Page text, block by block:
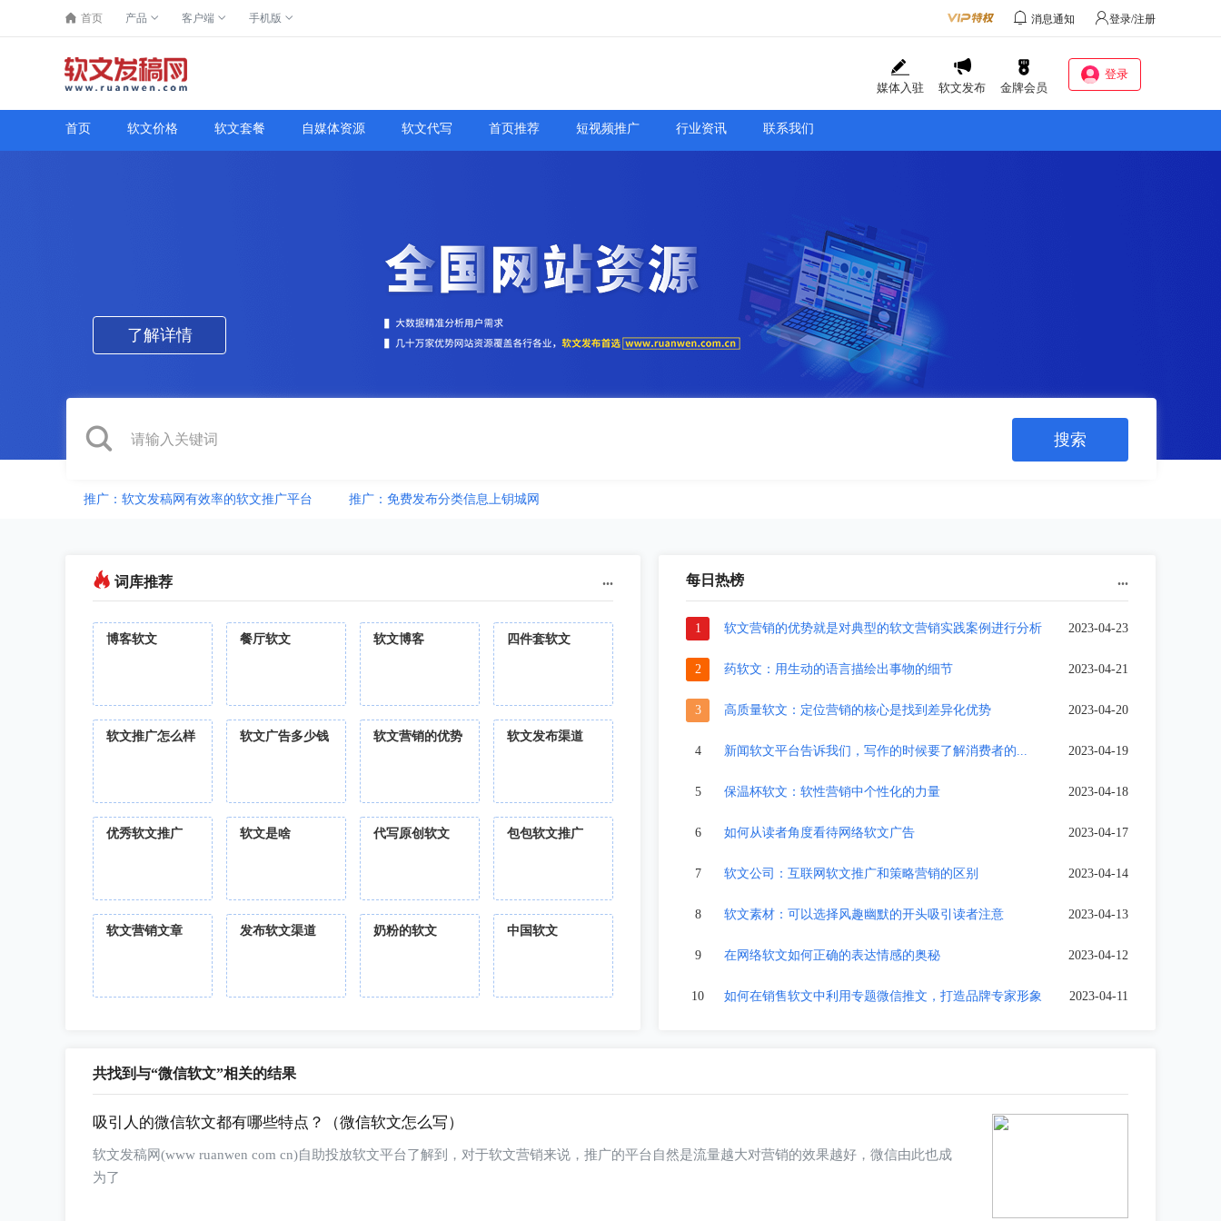
首页 产品 客户端 手机版 消息通知 登录/注册
媒体入驻 软文发布 金牌会员
登录
首页 软文价格 软文套餐 自媒体资源 软文代写 首页推荐 短视频推广 行业资讯 联系我们
了解详情
推广：软文发稿网有效率的软文推广平台 推广：免费发布分类信息上钥城网
词库推荐 ...
博客软文 餐厅软文 软文博客 四件套软文
软文推广怎么样 软文广告多少钱 软文营销的优势 软文发布渠道
优秀软文推广 软文是啥 代写原创软文 包包软文推广
软文营销文章 发布软文渠道 奶粉的软文 中国软文
每日热榜 ...
1 软文营销的优势就是对典型的软文营销实践案例进行分析 2023-04-23
2 药软文：用生动的语言描绘出事物的细节 2023-04-21
3 高质量软文：定位营销的核心是找到差异化优势 2023-04-20
4 新闻软文平台告诉我们，写作的时候要了解消费者的... 2023-04-19
5 保温杯软文：软性营销中个性化的力量 2023-04-18
6 如何从读者角度看待网络软文广告 2023-04-17
7 软文公司：互联网软文推广和策略营销的区别 2023-04-14
8 软文素材：可以选择风趣幽默的开头吸引读者注意 2023-04-13
9 在网络软文如何正确的表达情感的奥秘 2023-04-12
10 如何在销售软文中利用专题微信推文，打造品牌专家形象 2023-04-11
共找到与“微信软文”相关的结果
吸引人的微信软文都有哪些特点？（微信软文怎么写）
软文发稿网(www ruanwen com cn)自助投放软文平台了解到，对于软文营销来说，推广的平台自然是流量越大对营销的效果越好，微信由此也成
为了